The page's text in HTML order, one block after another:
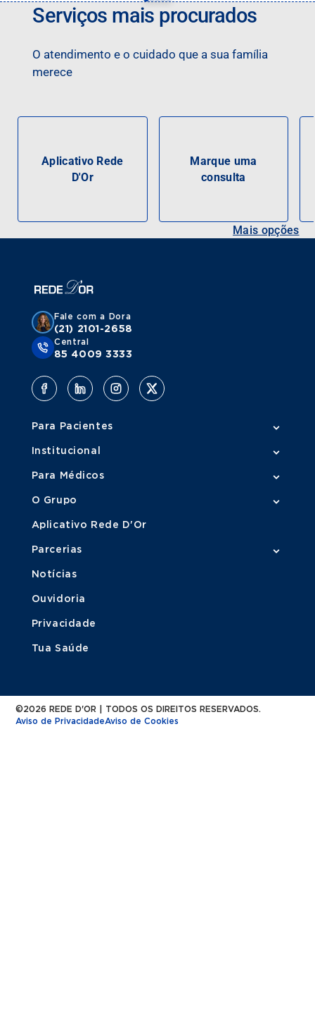
Serviços mais procurados
O atendimento e o cuidado que a sua família
merece
Aplicativo Rede
D'Or
Marque uma
consulta
Mais opções
Fale com a Dora
(21) 2101-2658
Central
85 4009 3333
Para Pacientes
Institucional
Para Médicos
O Grupo
Aplicativo Rede D'Or
Parcerias
Notícias
Ouvidoria
Privacidade
Tua Saúde
©2026 REDE D'OR | TODOS OS DIREITOS RESERVADOS.
Aviso de PrivacidadeAviso de Cookies